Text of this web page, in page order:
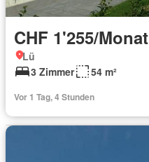
CHF 1'255/Monat
Lü
3 Zimmer
54 m²
Vor 1 Tag, 4 Stunden